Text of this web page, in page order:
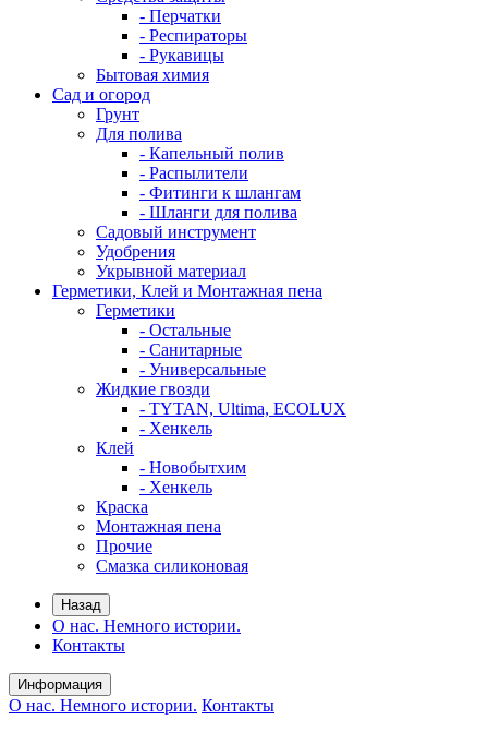
- Перчатки
- Респираторы
- Рукавицы
Бытовая химия
Сад и огород
Грунт
Для полива
- Капельный полив
- Распылители
- Фитинги к шлангам
- Шланги для полива
Садовый инструмент
Удобрения
Укрывной материал
Герметики, Клей и Монтажная пена
Герметики
- Остальные
- Санитарные
- Универсальные
Жидкие гвозди
- TYTAN, Ultima, ECOLUX
- Хенкель
Клей
- Новобытхим
- Хенкель
Краска
Монтажная пена
Прочие
Смазка силиконовая
Назад
О нас. Немного истории.
Контакты
Информация
О нас. Немного истории. Контакты